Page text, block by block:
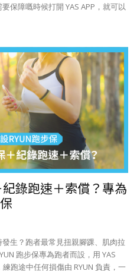
保障嘅時候打開 YAS APP，就可以
錄跑速＋索償？專為
生？跑者最常見扭親腳踝、肌肉拉
跑步保專為跑者而設，用 YAS
跑途中任何損傷由 RYUN 負責，一